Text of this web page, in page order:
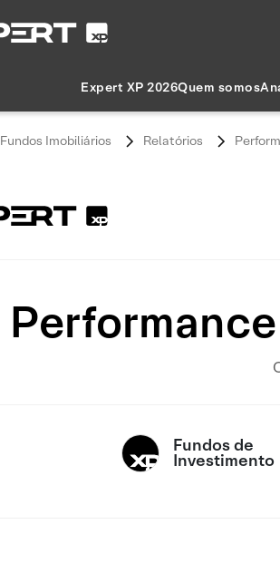
Expert XP 2026Quem somos
Fundos Imobiliários Relatórios
Fundos de
Investimento